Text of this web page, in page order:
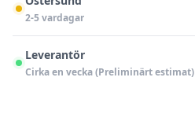
2-5 vardagar
Leverantör
Cirka en vecka (Preliminärt estimat)